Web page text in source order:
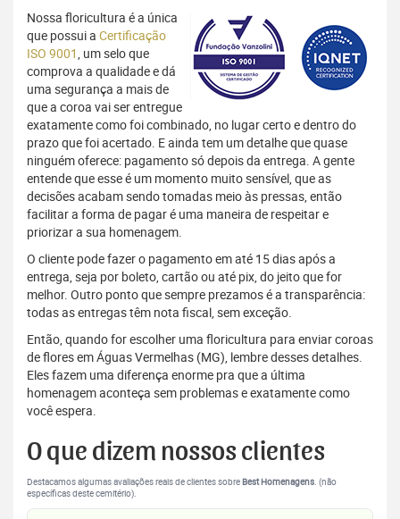
Nossa floricultura é a única
que possui a Certificação
ISO 9001, um selo que
comprova a qualidade e dá
uma segurança a mais de
que a coroa vai ser entregue
exatamente como foi combinado, no lugar certo e dentro do
prazo que foi acertado. E ainda tem um detalhe que quase
ninguém oferece: pagamento só depois da entrega. A gente
entende que esse é um momento muito sensível, que as
decisões acabam sendo tomadas meio às pressas, então
facilitar a forma de pagar é uma maneira de respeitar e
priorizar a sua homenagem.
O cliente pode fazer o pagamento em até 15 dias após a
entrega, seja por boleto, cartão ou até pix, do jeito que for
melhor. Outro ponto que sempre prezamos é a transparência:
todas as entregas têm nota fiscal, sem exceção.
Então, quando for escolher uma floricultura para enviar coroas
de flores em Águas Vermelhas (MG), lembre desses detalhes.
Eles fazem uma diferença enorme pra que a última
homenagem aconteça sem problemas e exatamente como
você espera.
O que dizem nossos clientes
Destacamos algumas avaliações reais de clientes sobre Best Homenagens. (não
específicas deste cemitério).